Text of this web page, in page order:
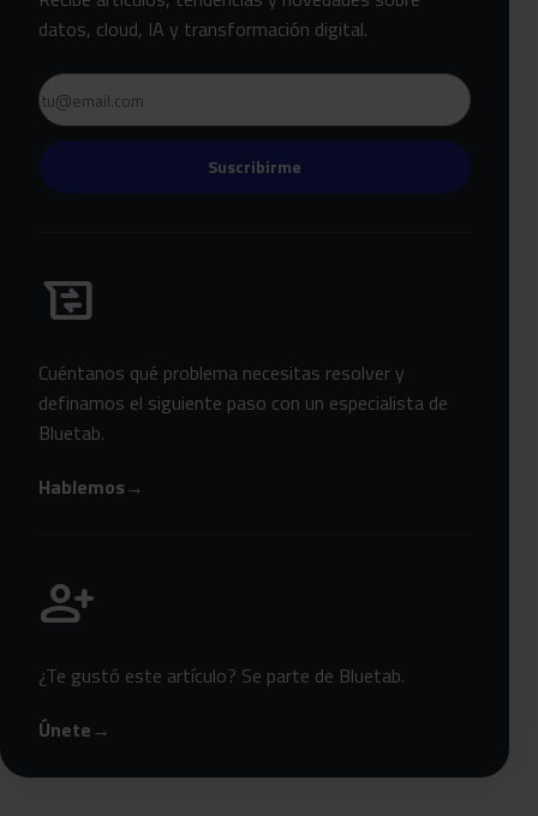
datos, cloud, IA y transformación digital.
Email
Suscribirme
business_messages
Habla con Bluetab
Cuéntanos qué problema necesitas resolver y
definamos el siguiente paso con un especialista de
Bluetab.
Hablemos→
person_add
Únete a Bluetab
¿Te gustó este artículo? Se parte de Bluetab.
Únete→